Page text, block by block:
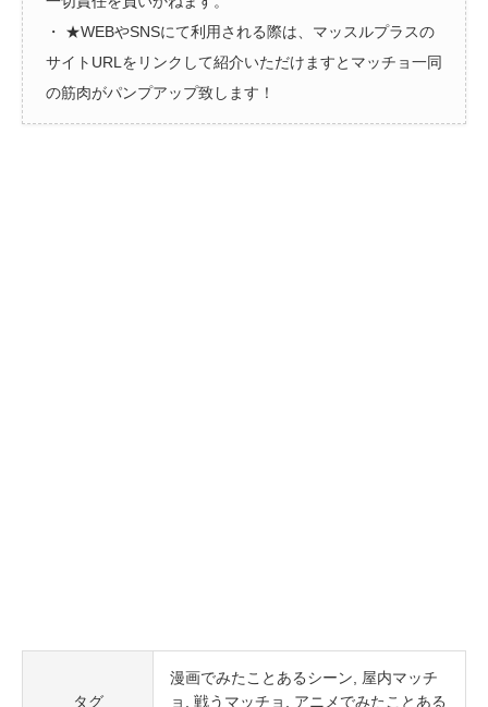
・ ★WEBやSNSにて利用される際は、マッスルプラスの
サイトURLをリンクして紹介いただけますとマッチョ一同
の筋肉がパンプアップ致します！
タグ
漫画でみたことあるシーン
屋内マッチ
ョ
戦うマッチョ
アニメでみたことある